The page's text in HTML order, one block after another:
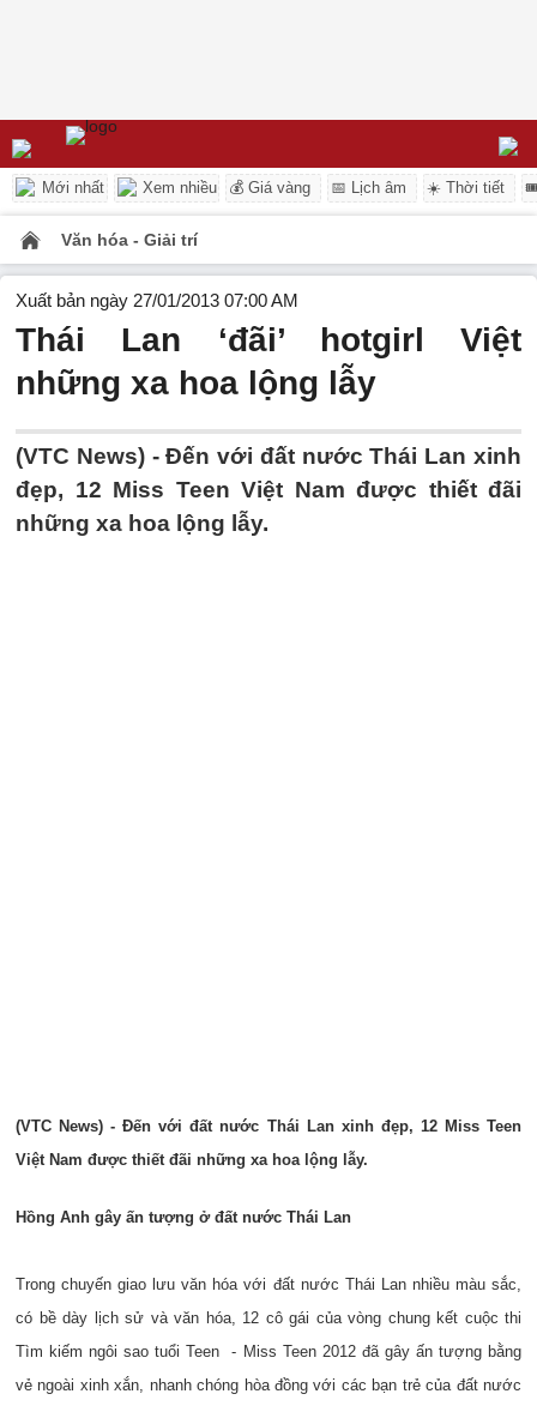
Mới nhất Xem nhiều 💰 Giá vàng 📅 Lịch âm ☀️ Thời tiết
Văn hóa - Giải trí
Xuất bản ngày 27/01/2013 07:00 AM
Thái Lan ‘đãi’ hotgirl Việt
những xa hoa lộng lẫy
(VTC News) - Đến với đất nước Thái Lan xinh
đẹp, 12 Miss Teen Việt Nam được thiết đãi
những xa hoa lộng lẫy.
(VTC News) - Đến với đất nước Thái Lan xinh đẹp, 12 Miss Teen
Việt Nam được thiết đãi những xa hoa lộng lẫy.
Hồng Anh gây ấn tượng ở đất nước Thái Lan
Trong chuyến giao lưu văn hóa với đất nước Thái Lan nhiều màu sắc,
có bề dày lịch sử và văn hóa, 12 cô gái của vòng chung kết cuộc thi
Tìm kiếm ngôi sao tuổi Teen - Miss Teen 2012 đã gây ấn tượng bằng
vẻ ngoài xinh xắn, nhanh chóng hòa đồng với các bạn trẻ của đất nước